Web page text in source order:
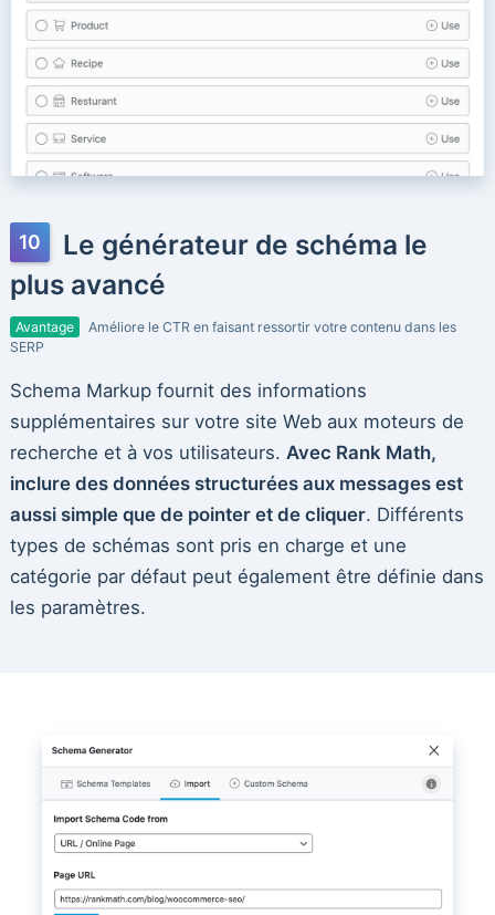
Le générateur de schéma le
plus avancé
Avantage
Améliore le CTR en faisant ressortir votre contenu dans les
SERP
Schema Markup fournit des informations
supplémentaires sur votre site Web aux moteurs de
recherche et à vos utilisateurs. Avec Rank Math,
inclure des données structurées aux messages est
aussi simple que de pointer et de cliquer. Différents
types de schémas sont pris en charge et une
catégorie par défaut peut également être définie dans
les paramètres.